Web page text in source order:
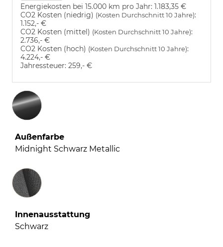
Energiekosten bei 15.000 km pro Jahr: 1.183,35 €
CO2 Kosten (niedrig) (Kosten Durchschnitt 10 Jahre):
1.152,- €
CO2 Kosten (mittel) (Kosten Durchschnitt 10 Jahre):
2.736,- €
CO2 Kosten (hoch) (Kosten Durchschnitt 10 Jahre):
4.224,- €
Jahressteuer: 259,- €
Außenfarbe
Midnight Schwarz Metallic
Innenausstattung
Innenausstattung
Schwarz